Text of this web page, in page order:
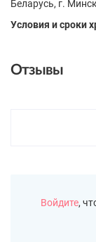
Беларусь, г.
Условия и сроки
Отзывы
Войдите,